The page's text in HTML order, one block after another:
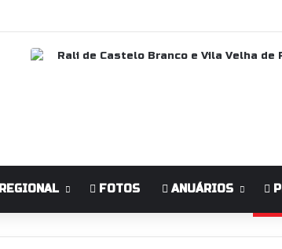
REGIONAL FOTOS ANUÁRIOS